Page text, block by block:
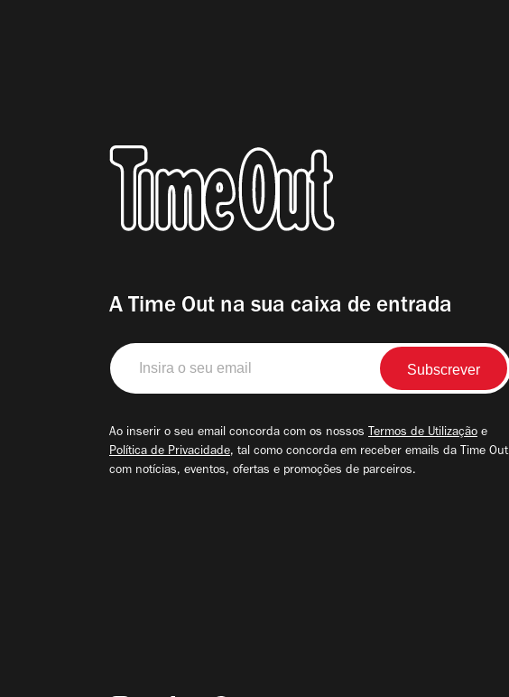
A Time Out na sua caixa de entrada
Insira
o
seu
Ao inserir o seu email concorda com os nossos Termos de Utilização e
Política de Privacidade, tal como concorda em receber emails da Time Out
com notícias, eventos, ofertas e promoções de parceiros.